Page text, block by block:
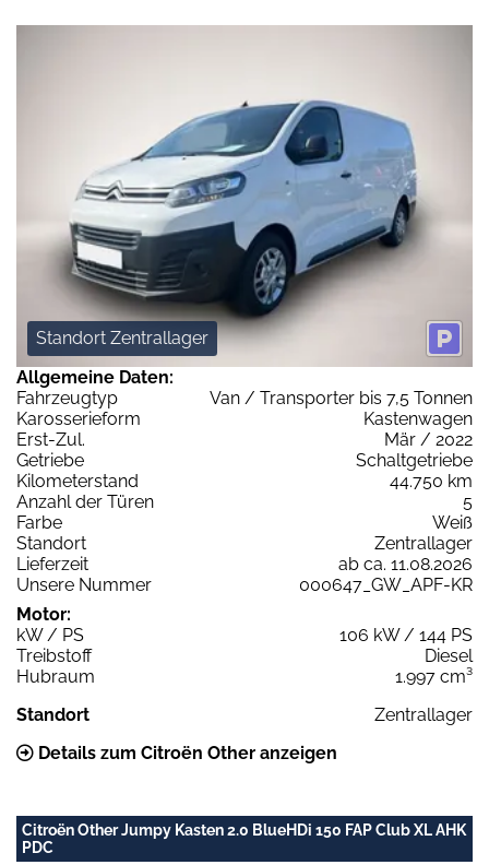
Standort Zentrallager
Allgemeine Daten:
Fahrzeugtyp
Van / Transporter bis 7,5 Tonnen
Karosserieform
Kastenwagen
Erst-Zul.
Mär / 2022
Getriebe
Schaltgetriebe
Kilometerstand
44.750 km
Anzahl der Türen
5
Farbe
Weiß
Standort
Zentrallager
Lieferzeit
ab ca. 11.08.2026
Unsere Nummer
000647_GW_APF-KR
Motor:
kW / PS
106 kW / 144 PS
Treibstoff
Diesel
Hubraum
1.997 cm³
Standort
Zentrallager
Details zum Citroën Other anzeigen
Citroën Other Jumpy Kasten 2.0 BlueHDi 150 FAP Club XL AHK
PDC